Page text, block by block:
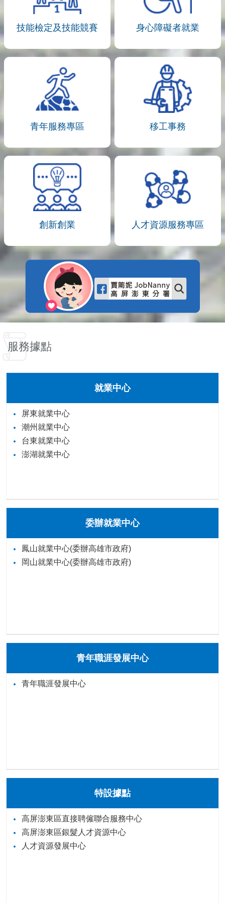
技能檢定及技能競賽 身心障礙者就業
青年服務專區 移工事務
創新創業 人才資源服務專區
服務據點
就業中心
屏東就業中心
潮州就業中心
台東就業中心
澎湖就業中心
委辦就業中心
鳳山就業中心(委辦高雄市政府)
岡山就業中心(委辦高雄市政府)
青年職涯發展中心
青年職涯發展中心
特設據點
高屏澎東區直接聘僱聯合服務中心
高屏澎東區銀髮人才資源中心
人才資源發展中心